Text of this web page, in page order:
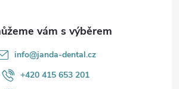
info@janda-dental.cz
+420 415 653 201